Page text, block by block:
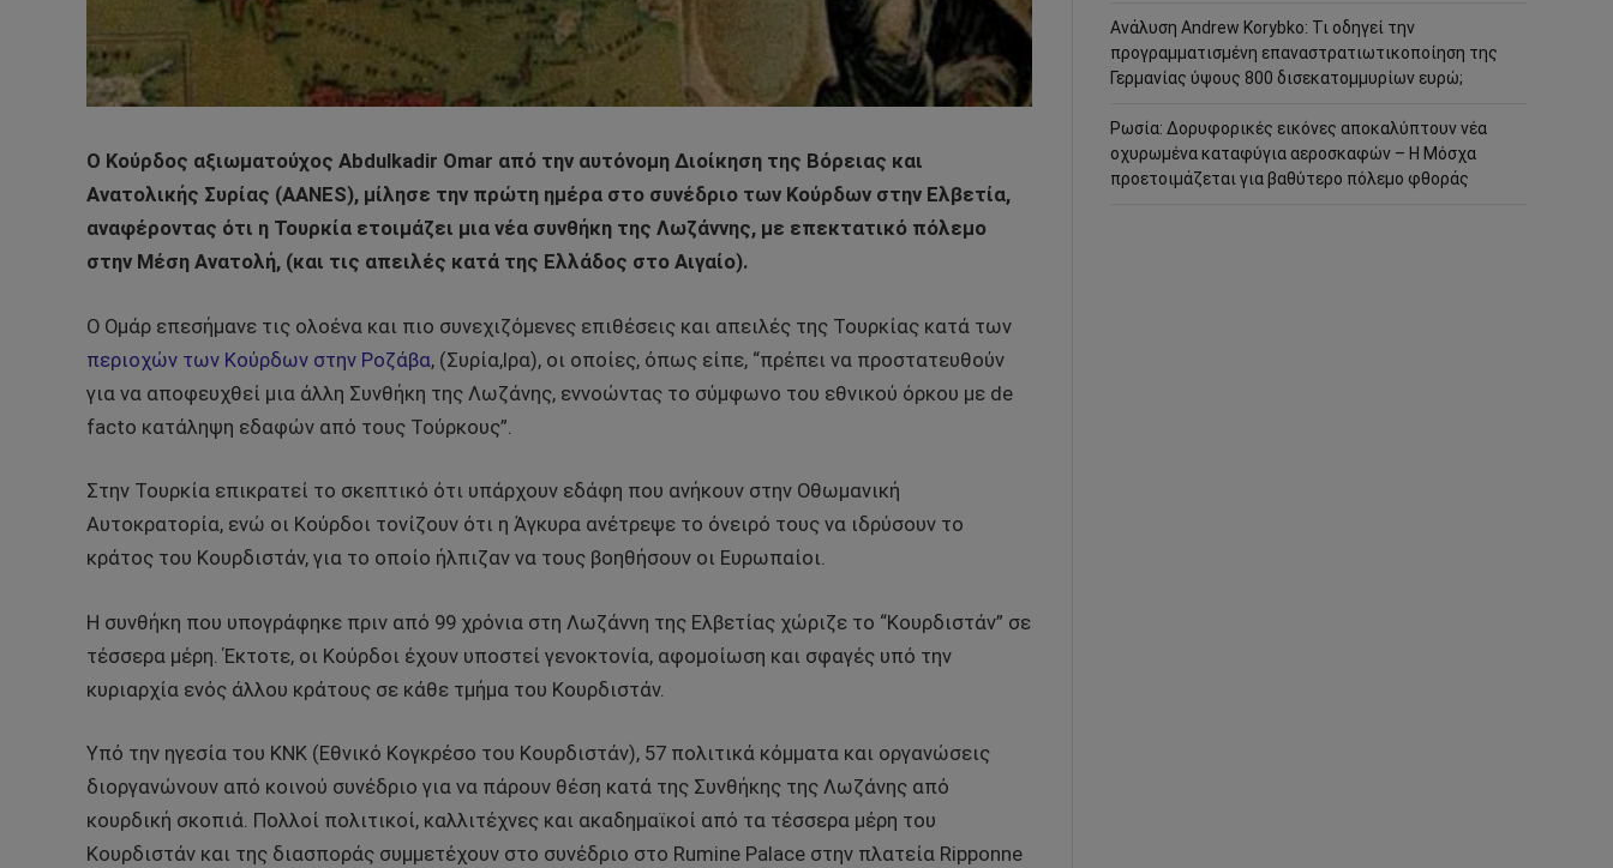
Ο Κούρδος αξιωματούχος Abdulkadir Omar από την αυτόνομη Διοίκηση της Βόρειας και
Ανατολικής Συρίας (AANES), μίλησε την πρώτη ημέρα στο συνέδριο των Κούρδων στην Ελβετία,
αναφέροντας ότι η Τουρκία ετοιμάζει μια νέα συνθήκη της Λωζάννης, με επεκτατικό πόλεμο
στην Μέση Ανατολή, (και τις απειλές κατά της Ελλάδος στο Αιγαίο).
Ο Ομάρ επεσήμανε τις ολοένα και πιο συνεχιζόμενες επιθέσεις και απειλές της Τουρκίας κατά των
περιοχών των Κούρδων στην Ροζάβα, (Συρία,Ιρα), οι οποίες, όπως είπε, “πρέπει να προστατευθούν
για να αποφευχθεί μια άλλη Συνθήκη της Λωζάνης, εννοώντας το σύμφωνο του εθνικού όρκου με de
facto κατάληψη εδαφών από τους Τούρκους”.
Στην Τουρκία επικρατεί το σκεπτικό ότι υπάρχουν εδάφη που ανήκουν στην Οθωμανική
Αυτοκρατορία, ενώ οι Κούρδοι τονίζουν ότι η Άγκυρα ανέτρεψε το όνειρό τους να ιδρύσουν το
κράτος του Κουρδιστάν, για το οποίο ήλπιζαν να τους βοηθήσουν οι Ευρωπαίοι.
Η συνθήκη που υπογράφηκε πριν από 99 χρόνια στη Λωζάννη της Ελβετίας χώριζε το “Κουρδιστάν” σε
τέσσερα μέρη. Έκτοτε, οι Κούρδοι έχουν υποστεί γενοκτονία, αφομοίωση και σφαγές υπό την
κυριαρχία ενός άλλου κράτους σε κάθε τμήμα του Κουρδιστάν.
Υπό την ηγεσία του KNK (Εθνικό Κογκρέσο του Κουρδιστάν), 57 πολιτικά κόμματα και οργανώσεις
διοργανώνουν από κοινού συνέδριο για να πάρουν θέση κατά της Συνθήκης της Λωζάνης από
κουρδική σκοπιά. Πολλοί πολιτικοί, καλλιτέχνες και ακαδημαϊκοί από τα τέσσερα μέρη του
Κουρδιστάν και της διασποράς συμμετέχουν στο συνέδριο στο Rumine Palace στην πλατεία Ripponne
Ανάλυση Andrew Korybko: Τι οδηγεί την
προγραμματισμένη επαναστρατιωτικοποίηση της
Γερμανίας ύψους 800 δισεκατομμυρίων ευρώ;
Ρωσία: Δορυφορικές εικόνες αποκαλύπτουν νέα
οχυρωμένα καταφύγια αεροσκαφών – Η Μόσχα
προετοιμάζεται για βαθύτερο πόλεμο φθοράς